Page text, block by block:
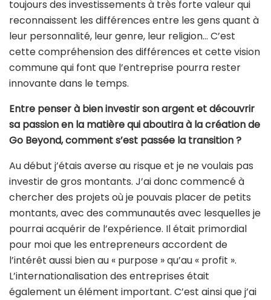
toujours des investissements à très forte valeur qui
reconnaissent les différences entre les gens quant à
leur personnalité, leur genre, leur religion… C’est
cette compréhension des différences et cette vision
commune qui font que l’entreprise pourra rester
innovante dans le temps.
Entre penser à bien investir son argent et découvrir
sa passion en la matière qui aboutira à la création de
Go Beyond, comment s’est passée la transition ?
Au début j’étais averse au risque et je ne voulais pas
investir de gros montants. J’ai donc commencé à
chercher des projets où je pouvais placer de petits
montants, avec des communautés avec lesquelles je
pourrai acquérir de l’expérience. Il était primordial
pour moi que les entrepreneurs accordent de
l’intérêt aussi bien au « purpose » qu’au « profit ».
L’internationalisation des entreprises était
également un élément important. C’est ainsi que j’ai